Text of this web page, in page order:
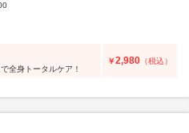
全身トータルケア！
￥2,980 （税込）